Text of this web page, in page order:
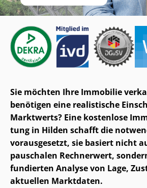
Sie möchten Ihre Immobilie
benötigen eine realistische
Marktwerts? Eine kostenlose
tung in Hilden schafft die
vorausgesetzt, sie basiert nicht
pauschalen Rechnerwert,
fundierten Analyse von Lage,
aktuellen Marktdaten.